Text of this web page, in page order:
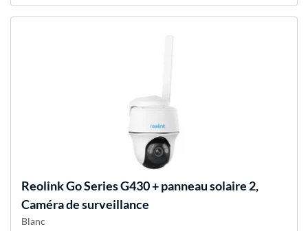
ReolinkGo Series G430 + panneau solaire 2,
Caméra de surveillance
Blanc